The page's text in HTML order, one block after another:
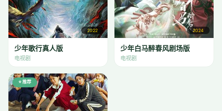
2022
少年歌行真人版
电视剧
2024
少年白马醉春风剧场版
电视剧
⭐ 推荐